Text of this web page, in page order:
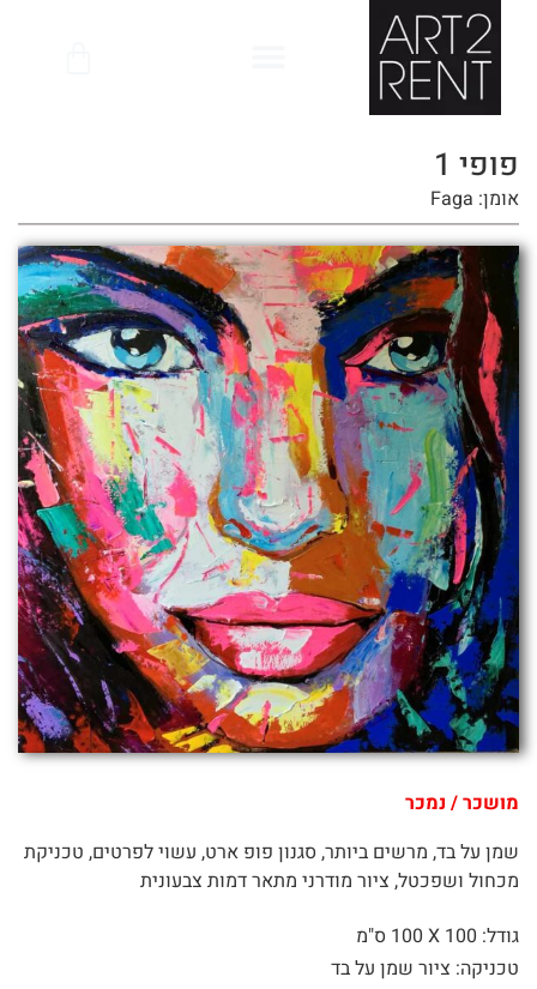
פופי 1
אומן: Faga
מושכר / נמכר
שמן על בד, מרשים ביותר, סגנון פופ ארט, עשוי לפרטים, טכניקת
מכחול ושפכטל, ציור מודרני מתאר דמות צבעונית
גודל: 100 X
100 ס"מ
טכניקה: ציור שמן על בד